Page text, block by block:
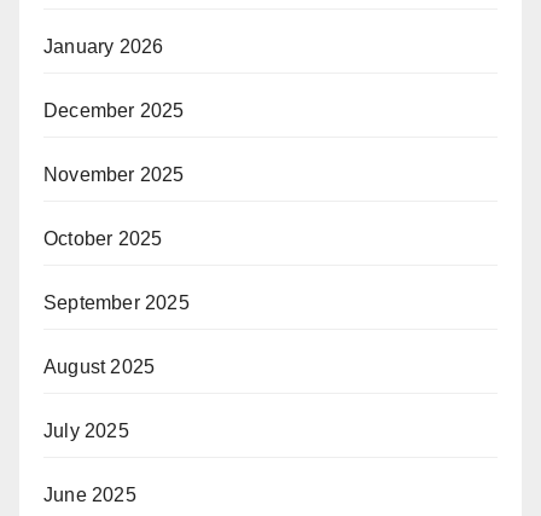
January 2026
December 2025
November 2025
October 2025
September 2025
August 2025
July 2025
June 2025